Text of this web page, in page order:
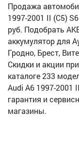
Продажа
1997-2001 II (C5)
руб. Подобрать
аккумулятор для
Гродно, Брест,
Скидки и акции
каталоге 233
Audi A6 1997-2001
гарантия и
магазины.